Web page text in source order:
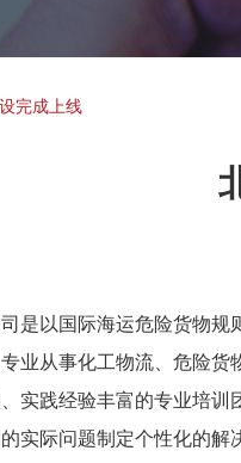
完成上线
是以国际海运危险货物
业从事化工物流、危险
实践经验丰富的专业培
实际问题制定个性化的解